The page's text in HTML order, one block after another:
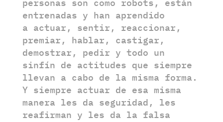
personas son como robots, están
entrenadas y han aprendido
a actuar, sentir, reaccionar,
premiar, hablar, castigar,
demostrar, pedir y todo un
sinfín de actitudes que siempre
llevan a cabo de la misma forma.
Y siempre actuar de esa misma
manera les da seguridad, les
reafirman y les da la falsa